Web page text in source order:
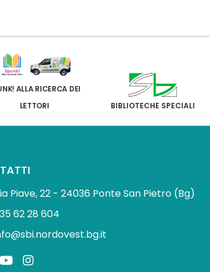
ALLA RICERCA DEI
LETTORI
BIBLIOTECHE SPECIALI
Piave, 22 - 24036 Ponte San Pietro (Bg)
62 28 604
Y I